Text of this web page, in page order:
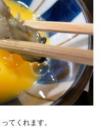
てくれます。